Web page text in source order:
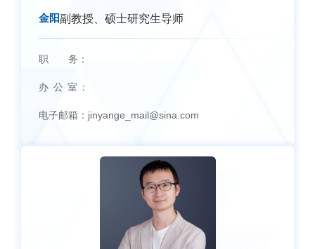
金阳副教授、硕士研究生导师
职 务：
办 公 室：
电子邮箱： jinyange_mail@sina.com